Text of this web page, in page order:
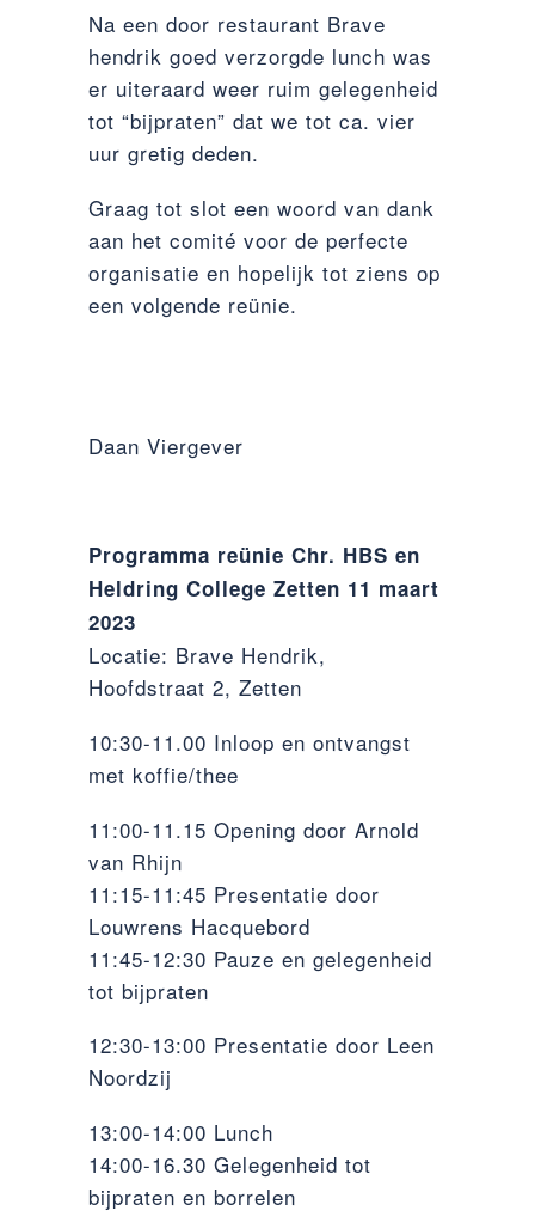
Na een door restaurant Brave
hendrik goed verzorgde lunch was
er uiteraard weer ruim gelegenheid
tot “bijpraten” dat we tot ca. vier
uur gretig deden.
Graag tot slot een woord van dank
aan het comité voor de perfecte
organisatie en hopelijk tot ziens op
een volgende reünie.
Daan Viergever
Programma reünie Chr. HBS en
Heldring College Zetten 11 maart
2023
Locatie: Brave Hendrik,
Hoofdstraat 2, Zetten
10:30-11.00 Inloop en ontvangst
met koffie/thee
11:00-11.15 Opening door Arnold
van Rhijn
11:15-11:45 Presentatie door
Louwrens Hacquebord
11:45-12:30 Pauze en gelegenheid
tot bijpraten
12:30-13:00 Presentatie door Leen
Noordzij
13:00-14:00 Lunch
14:00-16.30 Gelegenheid tot
bijpraten en borrelen